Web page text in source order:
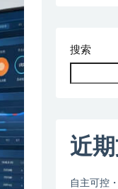
搜索
近
自主可控